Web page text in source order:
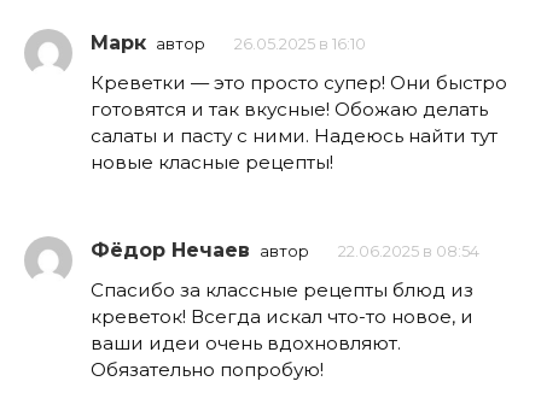
Марк автор 26.05.2025 в 16:10
Креветки — это просто супер! Они быстро
готовятся и так вкусные! Обожаю делать
салаты и пасту с ними. Надеюсь найти тут
новые класные рецепты!
Фёдор Нечаев автор 22.06.2025 в 08:54
Спасибо за классные рецепты блюд из
креветок! Всегда искал что-то новое, и
ваши идеи очень вдохновляют.
Обязательно попробую!